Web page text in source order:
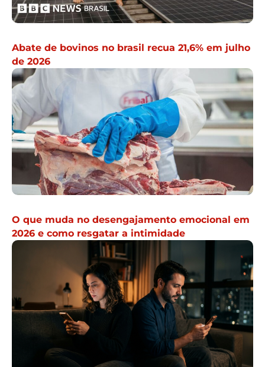
Abate de bovinos no brasil recua 21,6% em julho
de 2026
O que muda no desengajamento emocional em
2026 e como resgatar a intimidade